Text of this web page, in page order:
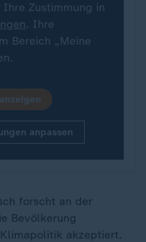
Zustimmung in
. Ihre
Bereich „Meine
anpassen
forscht an der
Bevölkerung
akzeptiert.